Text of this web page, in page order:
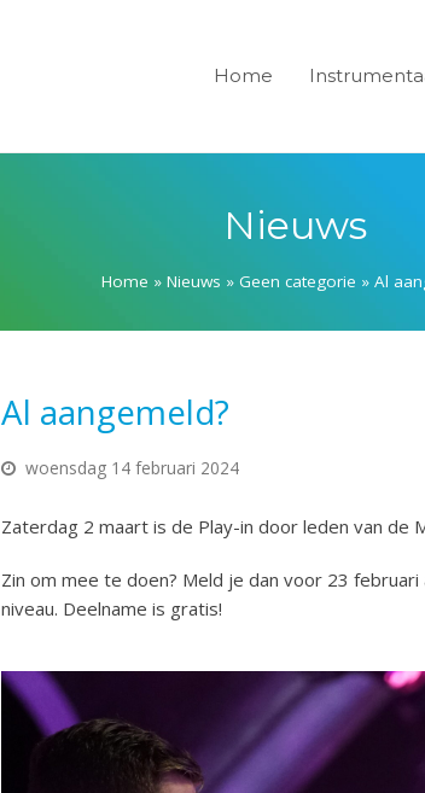
Home
Nieuws
Home » Nieuws » Geen categorie » Al
Al aangemeld?
woensdag 14 februari 2024
Zaterdag 2 maart is de Play-in door leden van de
Zin om mee te doen? Meld je dan voor 23 februari
niveau. Deelname is gratis!